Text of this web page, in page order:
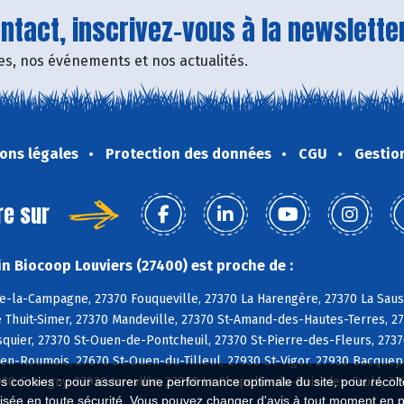
cookies : pour assurer une performance optimale du site, pour
en toute sécurité. Vous pouvez changer d'avis à tout moment en
inscrivez-vous à la
nos événements et nos actualités.
légales Protection des données CGU
sur
Biocoop Louviers (27400) est proche de :
la-Campagne, 27370 Fouqueville, 27370 La Harengère, 27370 La
Thuit-Simer, 27370 Mandeville, 27370 St-Amand-des-Hautes-Terres,
27370 St-Ouen-de-Pontcheuil, 27370 St-Pierre-des-Fleurs,
Roumois, 27670 St-Ouen-du-Tilleul, 27930 St-Vigor, 27930
Gravigny, 27930 Irreville, 27930 La Chapelle-du-Bois-des-Faulx,